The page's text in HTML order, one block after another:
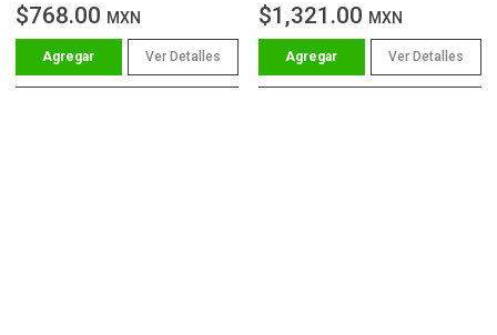
$768.00 MXN
Ver Detalles
$1,321.00 MXN
Ver Detalles